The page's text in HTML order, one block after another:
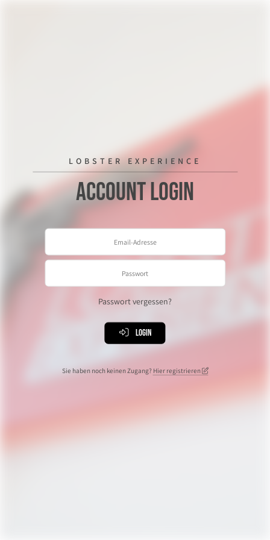
LOBSTER EXPERIENCE
Account Login
Passwort vergessen?
Login
Sie haben noch keinen Zugang? Hier registrieren